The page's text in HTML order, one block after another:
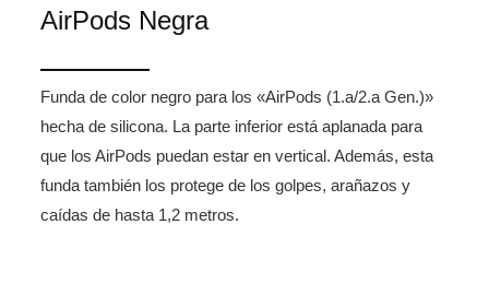
AirPods Negra
Funda de color negro para los «AirPods (1.a/2.a Gen.)»
hecha de silicona. La parte inferior está aplanada para
que los AirPods puedan estar en vertical. Además, esta
funda también los protege de los golpes, arañazos y
caídas de hasta 1,2 metros.